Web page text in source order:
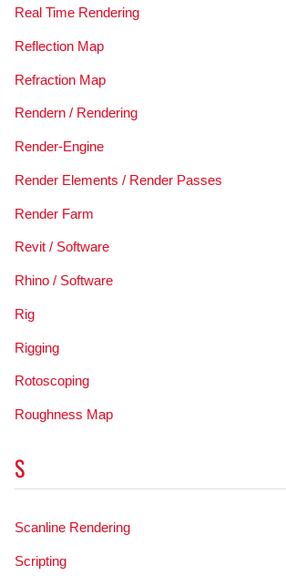
Real Time Rendering
Reflection Map
Refraction Map
Rendern / Rendering
Render-Engine
Render Elements / Render Passes
Render Farm
Revit / Software
Rhino / Software
Rig
Rigging
Rotoscoping
Roughness Map
S
Scanline Rendering
Scripting